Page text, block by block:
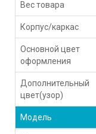
Вес товара
Корпус/каркас
Основной цвет
оформления
Дополнительный
цвет(узор)
Модель